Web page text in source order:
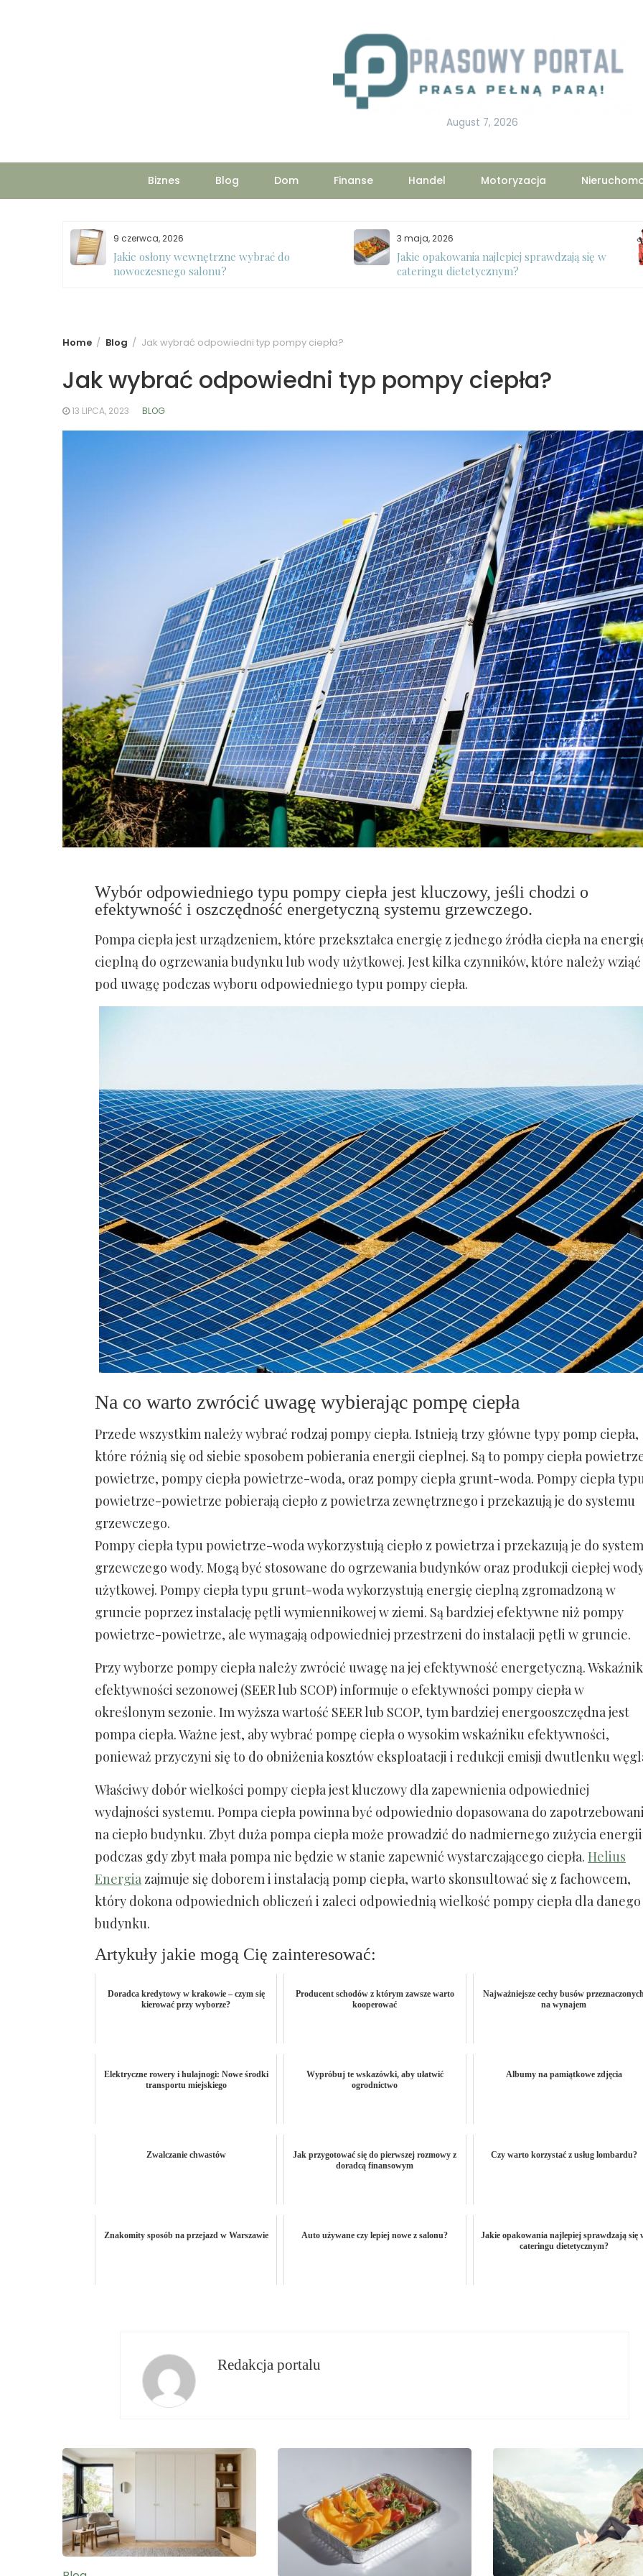
August 7, 2026
Biznes Blog Dom Finanse Handel Motoryzacja
9 czerwca, 2026
Jakie osłony wewnętrzne wybrać do
nowoczesnego salonu?
3 maja, 2026
Jakie opakowania najlepiej sprawdzają się w
cateringu dietetycznym?
Home Blog Jak wybrać odpowiedni typ pompy ciepła?
Jak wybrać odpowiedni typ pompy ciepła?
13 LIPCA, 2023 BLOG
Wybór odpowiedniego typu pompy ciepła jest kluczowy, jeśli chodzi o
efektywność i oszczędność energetyczną systemu grzewczego.
Pompa ciepła jest urządzeniem, które przekształca energię z jednego źródła ciepła na
cieplną do ogrzewania budynku lub wody użytkowej. Jest kilka czynników, które należy wziąć
pod uwagę podczas wyboru odpowiedniego typu pompy ciepła.
Na co warto zwrócić uwagę wybierając pompę ciepła
Przede wszystkim należy wybrać rodzaj pompy ciepła. Istnieją trzy główne typy pomp ciepła,
które różnią się od siebie sposobem pobierania energii cieplnej. Są to pompy ciepła
powietrze, pompy ciepła powietrze-woda, oraz pompy ciepła grunt-woda. Pompy ciepła
powietrze-powietrze pobierają ciepło z powietrza zewnętrznego i przekazują je do systemu
grzewczego.
Pompy ciepła typu powietrze-woda wykorzystują ciepło z powietrza i przekazują je do
grzewczego wody. Mogą być stosowane do ogrzewania budynków oraz produkcji ciepłej
użytkowej. Pompy ciepła typu grunt-woda wykorzystują energię cieplną zgromadzoną w
gruncie poprzez instalację pętli wymiennikowej w ziemi. Są bardziej efektywne niż pompy
powietrze-powietrze, ale wymagają odpowiedniej przestrzeni do instalacji pętli w gruncie.
Przy wyborze pompy ciepła należy zwrócić uwagę na jej efektywność energetyczną. Wskaźnik
efektywności sezonowej (SEER lub SCOP) informuje o efektywności pompy ciepła w
określonym sezonie. Im wyższa wartość SEER lub SCOP, tym bardziej energooszczędna jest
pompa ciepła. Ważne jest, aby wybrać pompę ciepła o wysokim wskaźniku efektywności,
ponieważ przyczyni się to do obniżenia kosztów eksploatacji i redukcji emisji dwutlenku
Właściwy dobór wielkości pompy ciepła jest kluczowy dla zapewnienia odpowiedniej
wydajności systemu. Pompa ciepła powinna być odpowiednio dopasowana do
na ciepło budynku. Zbyt duża pompa ciepła może prowadzić do nadmiernego zużycia
podczas gdy zbyt mała pompa nie będzie w stanie zapewnić wystarczającego ciepła. Helius
Energia zajmuje się doborem i instalacją pomp ciepła, warto skonsultować się z fachowcem,
który dokona odpowiednich obliczeń i zaleci odpowiednią wielkość pompy ciepła dla danego
budynku.
Artykuły jakie mogą Cię zainteresować:
Doradca kredytowy w krakowie – czym się
kierować przy wyborze?
Producent schodów z którym zawsze warto
kooperować
Najważniejsze cechy busów
na wynajem
Elektryczne rowery i hulajnogi: Nowe środki
transportu miejskiego
Wypróbuj te wskazówki, aby ułatwić
ogrodnictwo
Albumy na pamiątkowe zdjęcia
Zwalczanie chwastów
Jak przygotować się do pierwszej rozmowy z
doradcą finansowym
Czy warto korzystać z usług lombardu?
Znakomity sposób na przejazd w Warszawie Auto używane czy lepiej nowe z salonu?
Jakie opakowania najlepiej sprawdzają się
cateringu dietetycznym?
Redakcja portalu